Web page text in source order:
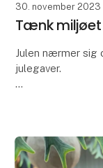
30. november 2023
Tænk miljøet
Julen nærmer sig
julegaver.
begyndelsen på
jule